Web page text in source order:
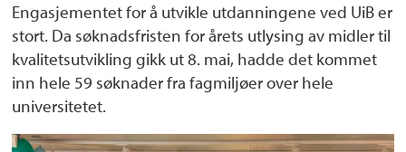
Engasjementet for å utvikle utdanningene ved UiB er
stort. Da søknadsfristen for årets utlysing av midler til
kvalitetsutvikling gikk ut 8. mai, hadde det kommet
inn hele 59 søknader fra fagmiljøer over hele
universitetet.